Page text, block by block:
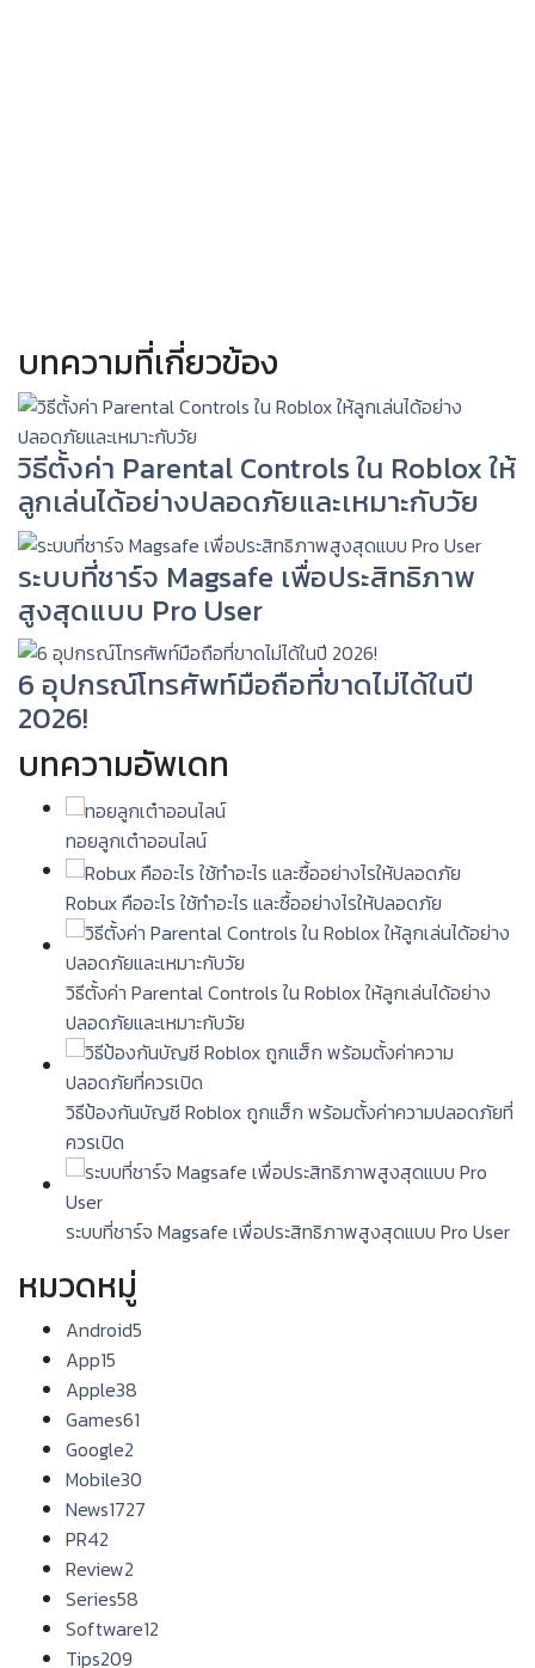
บทความที่เกี่ยวข้อง
วิธีตั้งค่า Parental Controls ใน Roblox ให้
ลูกเล่นได้อย่างปลอดภัยและเหมาะกับวัย
ระบบที่ชาร์จ Magsafe เพื่อประสิทธิภาพ
สูงสุดแบบ Pro User
6 อุปกรณ์โทรศัพท์มือถือที่ขาดไม่ได้ในปี
2026!
บทความอัพเดท
ทอยลูกเต๋าออนไลน์
Robux คืออะไร ใช้ทำอะไร และซื้ออย่างไรให้ปลอดภัย
วิธีตั้งค่า Parental Controls ใน Roblox ให้ลูกเล่นได้อย่าง
ปลอดภัยและเหมาะกับวัย
วิธีป้องกันบัญชี Roblox ถูกแฮ็ก พร้อมตั้งค่าความปลอดภัยที่
ควรเปิด
ระบบที่ชาร์จ Magsafe เพื่อประสิทธิภาพสูงสุดแบบ Pro User
หมวดหมู่
Android5
App15
Apple38
Games61
Google2
Mobile30
News1727
PR42
Review2
Series58
Software12
Tips209